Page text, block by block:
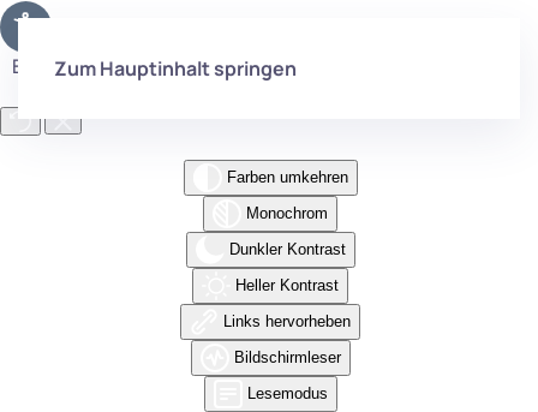
Eingabehilfen öffnen
Farben umkehren
Monochrom
Dunkler Kontrast
Heller Kontrast
Links hervorheben
Bildschirmleser
Lesemodus
Zum Hauptinhalt springen